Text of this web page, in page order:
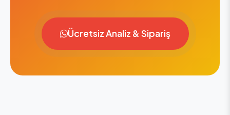
Ücretsiz Analiz & Sipariş